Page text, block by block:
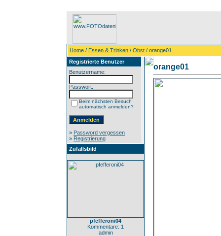
Home / Essen & Trinken / Obst / orange01
Registrierte Benutzer
Benutzername:
Passwort:
Beim nächsten Besuch
automatisch anmelden?
» Password vergessen
» Registrierung
Zufallsbild
pfefferoni04
Kommentare: 1
admin
orange01